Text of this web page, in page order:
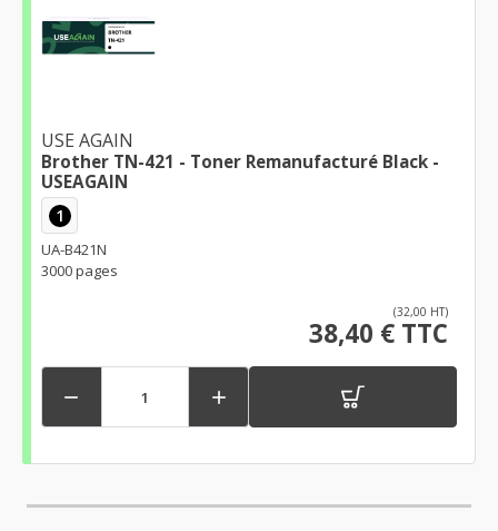
USE AGAIN
Brother TN-421 - Toner Remanufacturé Black -
USEAGAIN
1
UA-B421N
3000 pages
(32,00 HT)
38,40 € TTC
 